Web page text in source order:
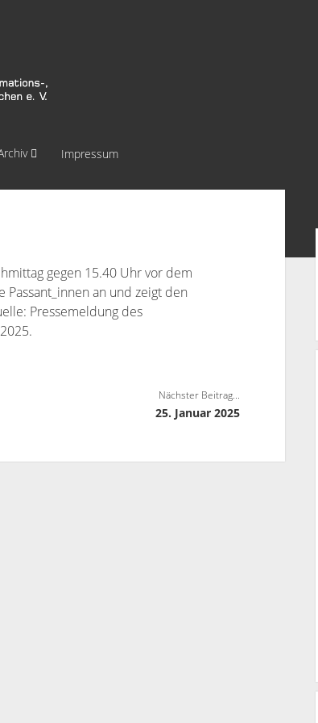
Impressum
gegen 15.40 Uhr vor dem
an und zeigt den
Pressemeldung des
Nächster Beitrag...
25. Januar 2025